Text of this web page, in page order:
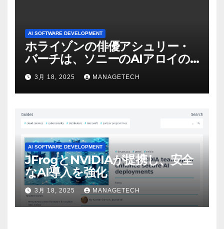
AI SOFTWARE DEVELOPMENT
ホライゾンの俳優アシュリー・
バーチは、ソニーのAIアロイの
ビデオを見て「ゲームパフォー
マンスという芸術形式に不安を
感じた」と語る – IGN
3月 18, 2025 MANAGETECH
AI SOFTWARE DEVELOPMENT
JFrogとNVIDIAが提携し、安全
なAI導入を強化
3月 18, 2025 MANAGETECH